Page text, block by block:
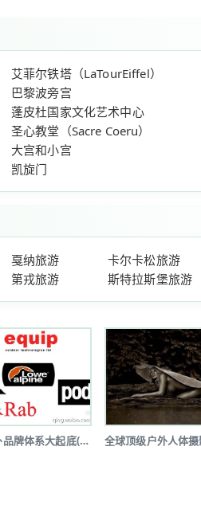
艾菲尔铁塔（LaTourEiffel）
巴黎波旁宫
蓬皮杜国家文化艺术中心
圣心教堂（Sacre Coeru）
大宫和小宫
凯旋门
戛纳旅游 卡尔卡松旅游
第戎旅游 斯特拉斯堡旅游
全球户外品牌体系大起底(图文详解)